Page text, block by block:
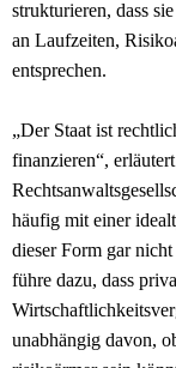
strukturieren, dass
an Laufzeiten,
entsprechen.
„Der Staat ist
finanzieren“,
häufig mit einer
dieser Form gar
führe dazu, dass
unabhängig davon,